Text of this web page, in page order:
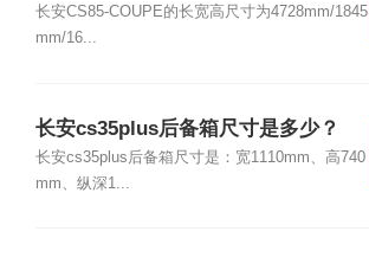
长安CS85-COUPE的长宽高尺寸为4728mm/1845
mm/16...
长安cs35plus后备箱尺寸是多少？
长安cs35plus后备箱尺寸是：宽1110mm、高740
mm、纵深1...